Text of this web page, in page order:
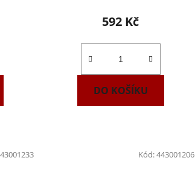
592 Kč
DO KOŠÍKU
Kód:443001206